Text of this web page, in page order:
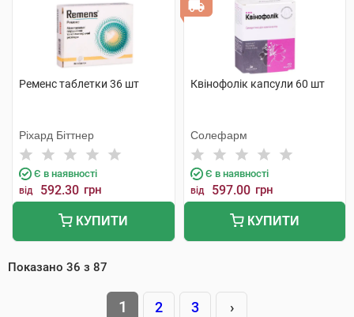
Ременс таблетки 36 шт
Ріхард Біттнер
Є в наявності
від 592.30 грн
КУПИТИ
Квінофолік капсули 60 шт
Солефарм
Є в наявності
від 597.00 грн
КУПИТИ
Показано 36 з 87
1 2 3 ›